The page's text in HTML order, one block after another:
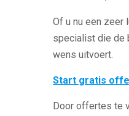
Of u nu een zeer
specialist die de
wens uitvoert.
Start gratis
Door offertes te